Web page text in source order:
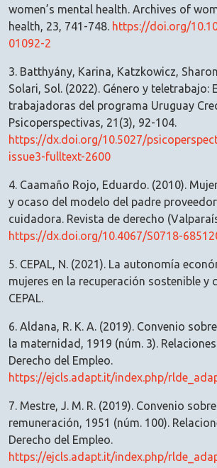
women’s mental health. Archives of
health, 23, 741-748. https://doi.org/
01092-2
3. Batthyány, Karina, Katzkowicz,
Solari, Sol. (2022). Género y teletrabajo:
trabajadoras del programa Uruguay
Psicoperspectivas, 21(3), 92-104.
https://dx.doi.org/10.5027/
issue3-fulltext-2600
4. Caamaño Rojo, Eduardo. (2010).
y ocaso del modelo del padre
cuidadora. Revista de derecho
https://dx.doi.org/10.4067/S0718-
5. CEPAL, N. (2021). La autonomía
mujeres en la recuperación sostenible y
CEPAL.
6. Aldana, R. K. A. (2019). Convenio
la maternidad, 1919 (núm. 3).
Derecho del Empleo.
https://ejcls.adapt.it/index.php/
7. Mestre, J. M. R. (2019). Convenio
remuneración, 1951 (núm. 100).
Derecho del Empleo.
https://ejcls.adapt.it/index.php/